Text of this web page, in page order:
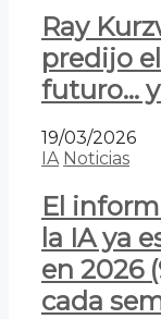
Ray
predijo
futuro…
19/03/2026
IA Noticias
El
la IA ya
en 2026
cada